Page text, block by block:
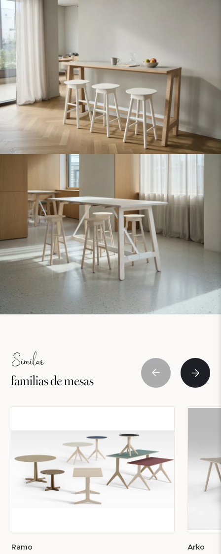
Similar
familias de mesas
Ramo Arko